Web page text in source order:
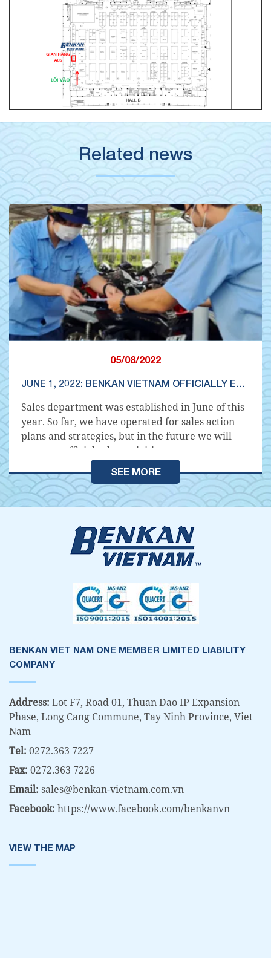
Related news
05/08/2022
JUNE 1, 2022: BENKAN VIETNAM OFFICIALLY ESTABLISHED A SALES DEPARTMENT
Sales department was established in June of this
year. So far, we have operated for sales action
plans and strategies, but in the future we will
promote official sales activities.
SEE MORE
BENKAN VIET NAM ONE MEMBER LIMITED LIABILITY
COMPANY
Address: Lot F7, Road 01, Thuan Dao IP Expansion
Phase, Long Cang Commune, Tay Ninh Province, Viet
Nam
Tel: 0272.363 7227
Fax: 0272.363 7226
Email: sales@benkan-vietnam.com.vn
Facebook: https://www.facebook.com/benkanvn
VIEW THE MAP